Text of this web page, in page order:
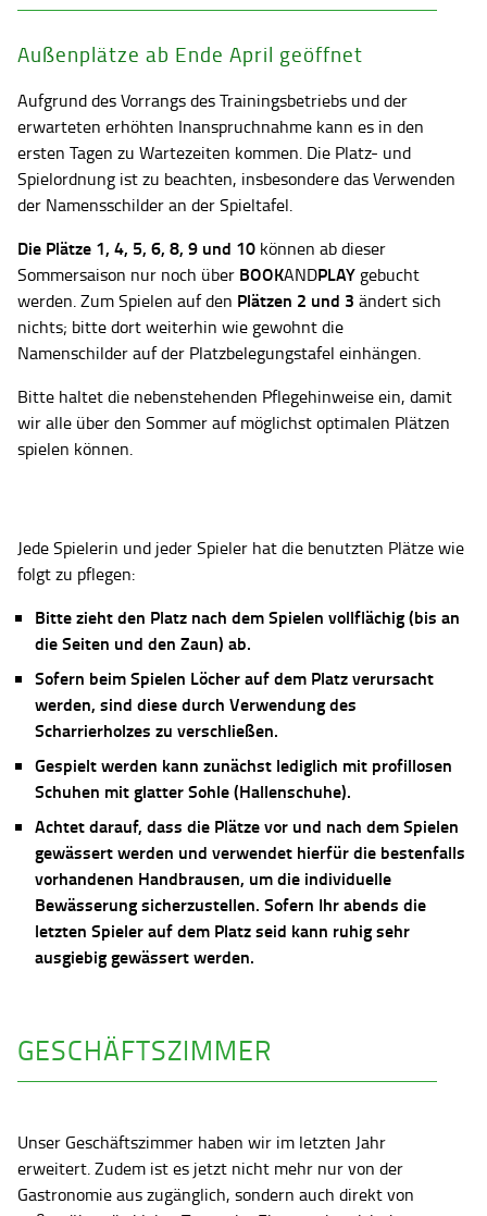
Außenplätze ab Ende April geöffnet
Aufgrund des Vorrangs des Trainingsbetriebs und der
erwarteten erhöhten Inanspruchnahme kann es in den
ersten Tagen zu Wartezeiten kommen. Die Platz- und
Spielordnung ist zu beachten, insbesondere das Verwenden
der Namensschilder an der Spieltafel.
Die Plätze 1, 4, 5, 6, 8, 9 und 10 können ab dieser
Sommersaison nur noch über BOOKANDPLAY gebucht
werden. Zum Spielen auf den Plätzen 2 und 3 ändert sich
nichts; bitte dort weiterhin wie gewohnt die
Namenschilder auf der Platzbelegungstafel einhängen.
Bitte haltet die nebenstehenden Pflegehinweise ein, damit
wir alle über den Sommer auf möglichst optimalen Plätzen
spielen können.
Jede Spielerin und jeder Spieler hat die benutzten Plätze wie
folgt zu pflegen:
Bitte zieht den Platz nach dem Spielen vollflächig (bis an
die Seiten und den Zaun) ab.
Sofern beim Spielen Löcher auf dem Platz verursacht
werden, sind diese durch Verwendung des
Scharrierholzes zu verschließen.
Gespielt werden kann zunächst lediglich mit profillosen
Schuhen mit glatter Sohle (Hallenschuhe).
Achtet darauf, dass die Plätze vor und nach dem Spielen
gewässert werden und verwendet hierfür die bestenfalls
vorhandenen Handbrausen, um die individuelle
Bewässerung sicherzustellen. Sofern Ihr abends die
letzten Spieler auf dem Platz seid kann ruhig sehr
ausgiebig gewässert werden.
GESCHÄFTSZIMMER
Unser Geschäftszimmer haben wir im letzten Jahr
erweitert. Zudem ist es jetzt nicht mehr nur von der
Gastronomie aus zugänglich, sondern auch direkt von